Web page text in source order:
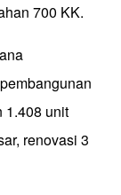
700 KK.
1.408 unit
renovasi 3